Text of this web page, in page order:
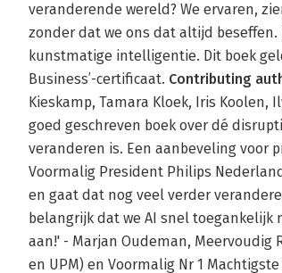
veranderende wereld? We ervaren,
zonder dat we ons dat altijd
kunstmatige intelligentie. Dit boek
Business’-certificaat. Contributing
Kieskamp, Tamara Kloek, Iris Koolen,
goed geschreven boek over dé
veranderen is. Een aanbeveling voor
Voormalig President Philips
en gaat dat nog veel verder
belangrijk dat we AI snel toegankelijk
aan!' - Marjan Oudeman, Meervoudig
en UPM) en Voormalig Nr 1